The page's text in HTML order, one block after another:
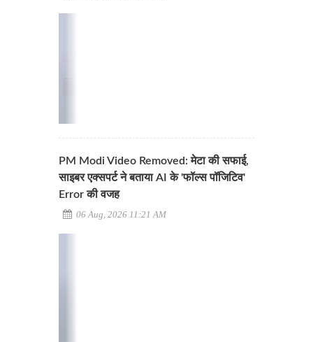
PM Modi Video Removed: मेटा की सफाई,
साइबर एक्सपर्ट ने बताया AI के 'फॉल्स पॉजिटिव'
Error की वजह
06 Aug, 2026 11:21 AM